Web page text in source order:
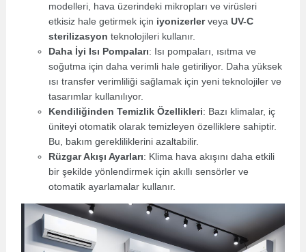
modelleri, hava üzerindeki mikropları ve virüsleri
etkisiz hale getirmek için iyonizerlerveyaUV-C
sterilizasyon teknolojileri kullanır.
Daha İyi Isı Pompaları: Isı pompaları, ısıtma ve
soğutma için daha verimli hale getiriliyor. Daha yüksek
ısı transfer verimliliği sağlamak için yeni teknolojiler ve
tasarımlar kullanılıyor.
Kendiliğinden Temizlik Özellikleri: Bazı klimalar, iç
üniteyi otomatik olarak temizleyen özelliklere sahiptir.
Bu, bakım gerekliliklerini azaltabilir.
Rüzgar Akışı Ayarları: Klima hava akışını daha etkili
bir şekilde yönlendirmek için akıllı sensörler ve
otomatik ayarlamalar kullanır.